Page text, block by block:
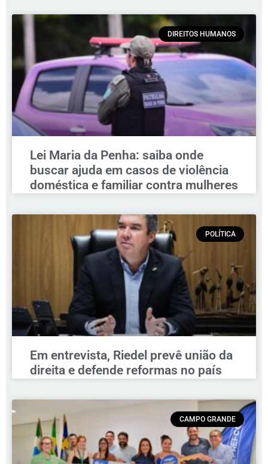
DIREITOS HUMANOS
Lei Maria da Penha: saiba onde
buscar ajuda em casos de violência
doméstica e familiar contra mulheres
POLÍTICA
Em entrevista, Riedel prevê união da
direita e defende reformas no país
CAMPO GRANDE